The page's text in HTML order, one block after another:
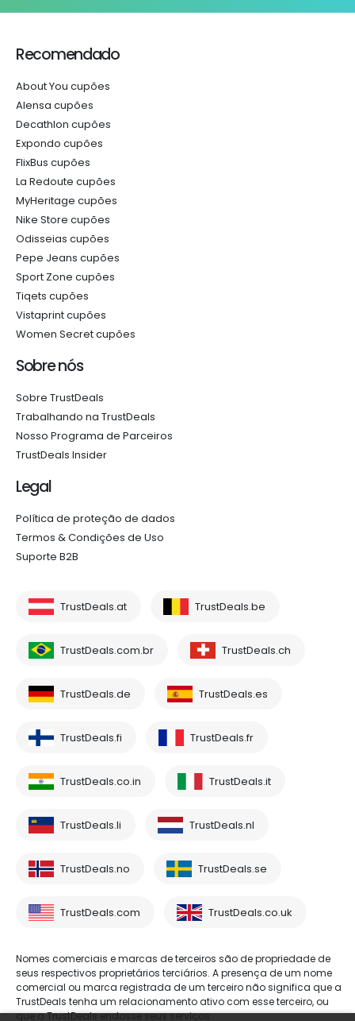
Recomendado
About You cupões
Alensa cupões
Decathlon cupões
Expondo cupões
FlixBus cupões
La Redoute cupões
MyHeritage cupões
Nike Store cupões
Odisseias cupões
Pepe Jeans cupões
Sport Zone cupões
Tiqets cupões
Vistaprint cupões
Women Secret cupões
Sobre nós
Sobre TrustDeals
Trabalhando na TrustDeals
Nosso Programa de Parceiros
TrustDeals Insider
Legal
Política de proteção de dados
Termos & Condições de Uso
Suporte B2B
TrustDeals.at TrustDeals.be
TrustDeals.com.br TrustDeals.ch
TrustDeals.de TrustDeals.es
TrustDeals.fi TrustDeals.fr
TrustDeals.co.in TrustDeals.it
TrustDeals.li TrustDeals.nl
TrustDeals.no TrustDeals.se
TrustDeals.com TrustDeals.co.uk
Nomes comerciais e marcas de terceiros são de propriedade de
seus respectivos proprietários terciários. A presença de um nome
comercial ou marca registrada de um terceiro não significa que a
TrustDeals tenha um relacionamento ativo com esse terceiro, ou
que a TrustDeals endosse seus serviços.